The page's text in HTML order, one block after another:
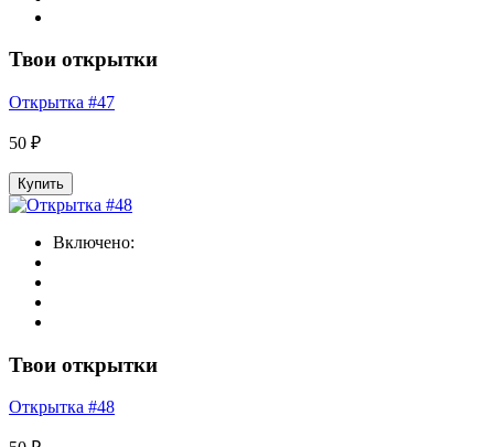
Твои открытки
Открытка #47
50 ₽
Купить
Включено:
Твои открытки
Открытка #48